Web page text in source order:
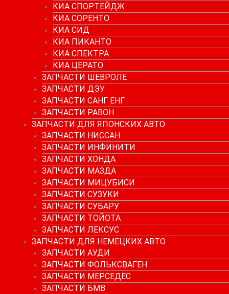
КИА СПОРТЕЙДЖ
КИА СОРЕНТО
КИА СИД
КИА ПИКАНТО
КИА СПЕКТРА
КИА ЦЕРАТО
ЗАПЧАСТИ ШЕВРОЛЕ
ЗАПЧАСТИ ДЭУ
ЗАПЧАСТИ САНГ ЕНГ
ЗАПЧАСТИ РАВОН
ЗАПЧАСТИ ДЛЯ ЯПОНСКИХ АВТО
ЗАПЧАСТИ НИССАН
ЗАПЧАСТИ ИНФИНИТИ
ЗАПЧАСТИ ХОНДА
ЗАПЧАСТИ МАЗДА
ЗАПЧАСТИ МИЦУБИСИ
ЗАПЧАСТИ СУЗУКИ
ЗАПЧАСТИ СУБАРУ
ЗАПЧАСТИ ТОЙОТА
ЗАПЧАСТИ ЛЕКСУС
ЗАПЧАСТИ ДЛЯ НЕМЕЦКИХ АВТО
ЗАПЧАСТИ АУДИ
ЗАПЧАСТИ ФОЛЬКСВАГЕН
ЗАПЧАСТИ МЕРСЕДЕС
ЗАПЧАСТИ БМВ